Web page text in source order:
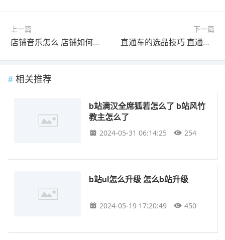
上一篇
店铺音乐怎么 店铺如何开启店铺
下一篇
直通车的选品技巧 直通车的技巧
相关推荐
b站满汉全席狐若怎么了 b站风竹
教主怎么了
2024-05-31 06:14:25 254
b站ul怎么升级 怎么b站升级
2024-05-19 17:20:49 450